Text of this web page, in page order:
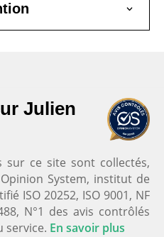
Sportif à Domicile
Julien
sur ce site sont collectés,
System, institut de
ISO 20252, ISO 9001, NF
N°1 des avis contrôlés
service. En savoir plus